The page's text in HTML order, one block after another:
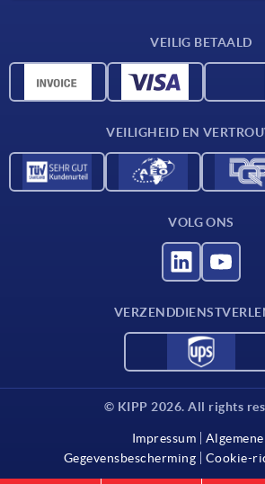
CAD-gegevens
VEILIG BETAALD
VEILIGHEID EN
VOLG ONS
© KIPP 2026. All rights
Impressum
Gegevensbescherming
Cookie-